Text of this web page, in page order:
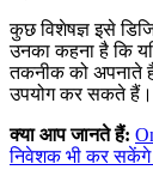
कुछ विशेषज्ञ इसे
उनका कहना है कि
तकनीक को अपनाते
उपयोग कर सकते हैं।
क्या आप जानते हैं:
निवेशक भी कर सकेंगे